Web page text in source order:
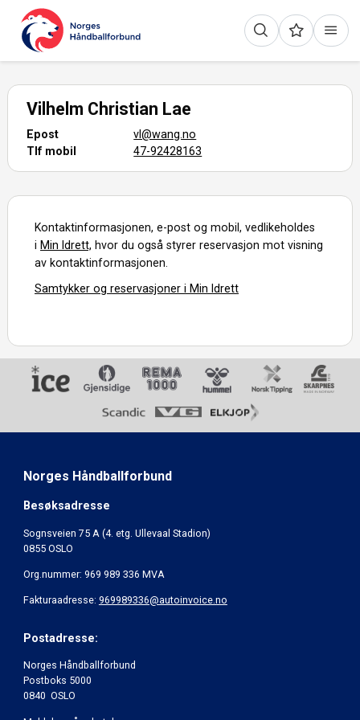
Vilhelm Christian Lae
Epost
vl@wang.no
Tlf mobil
47-92428163
Kontaktinformasjonen, e-post og mobil, vedlikeholdes
i Min Idrett, hvor du også styrer reservasjon mot visning
av kontaktinformasjonen.
Samtykker og reservasjoner i Min Idrett
Norges Håndballforbund
Besøksadresse
Sognsveien 75 A (4. etg. Ullevaal Stadion)
0855 OSLO
Org.nummer: 969 989 336 MVA
Fakturaadresse: 969989336@autoinvoice.no
Postadresse:
Norges Håndballforbund
Postboks 5000
0840 OSLO